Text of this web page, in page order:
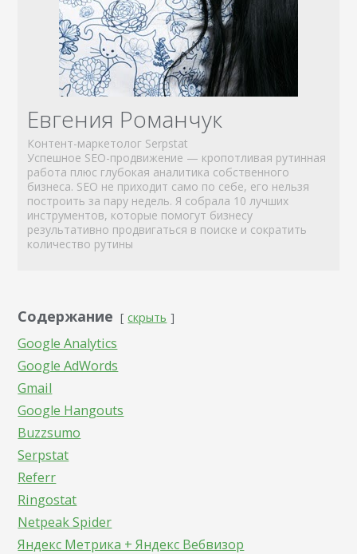
Евгения Романчук
Контент-маркетолог Serpstat
Успешное SEO-продвижение — кропотливая рутинная
работа плюс глубокая аналитика собственного
бизнеса. SEO не приходит само по себе, его нельзя
построить за пару недель. Я собрала 10 лучших
инструментов, которые помогут бизнесу
результативно продвигаться в поиске и сократить
количество рутины
Содержание скрыть
Google Analytics
Google AdWords
Gmail
Google Hangouts
Buzzsumo
Serpstat
Referr
Ringostat
Netpeak Spider
Яндекс Метрика + Яндекс Вебвизор